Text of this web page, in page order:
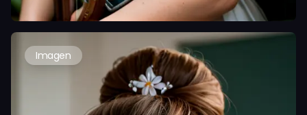
Imagen